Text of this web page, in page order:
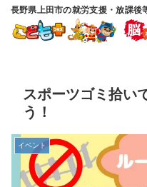
長野県上田市の就労支援・放課
スポーツゴミ拾い
う！
イベント